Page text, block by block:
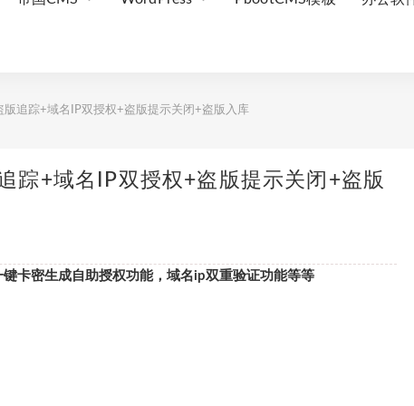
追踪+域名IP双授权+盗版提示关闭+盗版入库
踪+域名IP双授权+盗版提示关闭+盗版
卡密生成自助授权功能，域名ip双重验证功能等等